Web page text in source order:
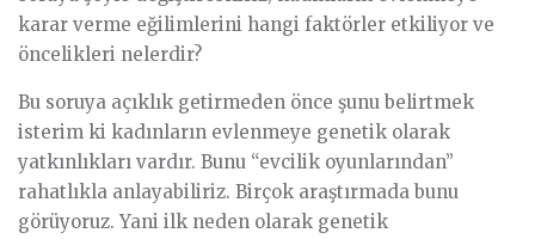
karar verme eğilimlerini hangi faktörler etkiliyor ve
öncelikleri nelerdir?
Bu soruya açıklık getirmeden önce şunu belirtmek
isterim ki kadınların evlenmeye genetik olarak
yatkınlıkları vardır. Bunu “evcilik oyunlarından”
rahatlıkla anlayabiliriz. Birçok araştırmada bunu
görüyoruz. Yani ilk neden olarak genetik